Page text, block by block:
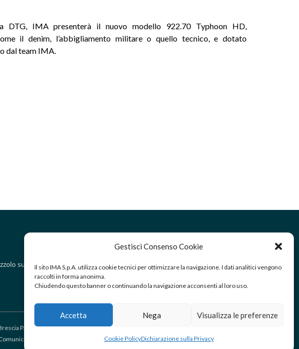
Gestisci Consenso Cookie
Il sito IMA S.p.A. utilizza cookie tecnici per ottimizzare la navigazione. I dati analitici vengono
raccolti in forma anonima.
Chiudendo questo banner o continuando la navigazione acconsenti al loro uso.
Accetta Nega Visualizza le preferenze
Cookie PolicyDichiarazione sulla Privacy
DTG, IMA presenterà il nuovo modello 922.70 Typhoon HD,
il denim, l’abbigliamento militare o quello tecnico, e dotato
dal team IMA.
sull’Oglio
RICEZIONE/SPEDIZIONE MERCI:
Via Golgi 25/A Palazzolo sull’Oglio
(Brescia) – Italy
P.IVA 00587080987 – C.F. 00905260170